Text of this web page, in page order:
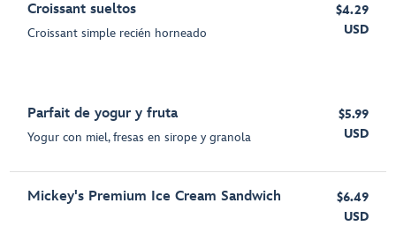
Croissant sueltos
Croissant simple recién horneado
$4.29
USD
Parfait de yogur y fruta
Yogur con miel, fresas en sirope y granola
$5.99
USD
Mickey's Premium Ice Cream Sandwich
$6.49
USD